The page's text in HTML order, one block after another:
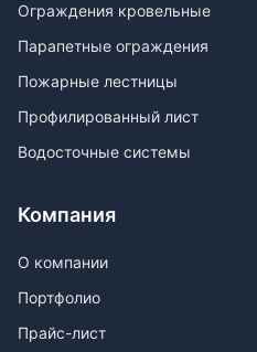
Ограждения кровельные
Парапетные ограждения
Пожарные лестницы
Профилированный лист
Водосточные системы
Компания
О компании
Портфолио
Прайс-лист